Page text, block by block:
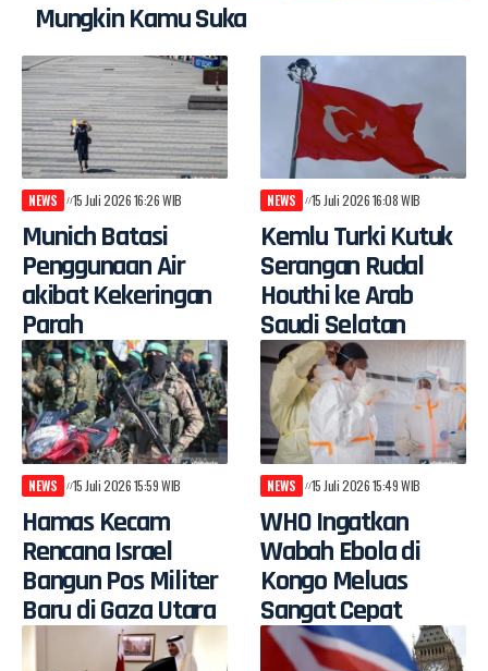
Mungkin Kamu Suka
NEWS 15 Juli 2026 16:26 WIB
Munich Batasi
Penggunaan Air
akibat Kekeringan
Parah
NEWS 15 Juli 2026 16:08 WIB
Kemlu Turki Kutuk
Serangan Rudal
Houthi ke Arab
Saudi Selatan
NEWS 15 Juli 2026 15:59 WIB
Hamas Kecam
Rencana Israel
Bangun Pos Militer
Baru di Gaza Utara
NEWS 15 Juli 2026 15:49 WIB
WHO Ingatkan
Wabah Ebola di
Kongo Meluas
Sangat Cepat